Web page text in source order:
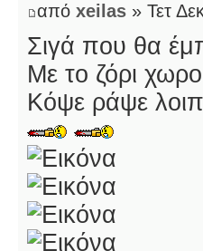
από xeilas » Τετ
Σιγά που θα
Με το ζόρι
Κόψε ράψε